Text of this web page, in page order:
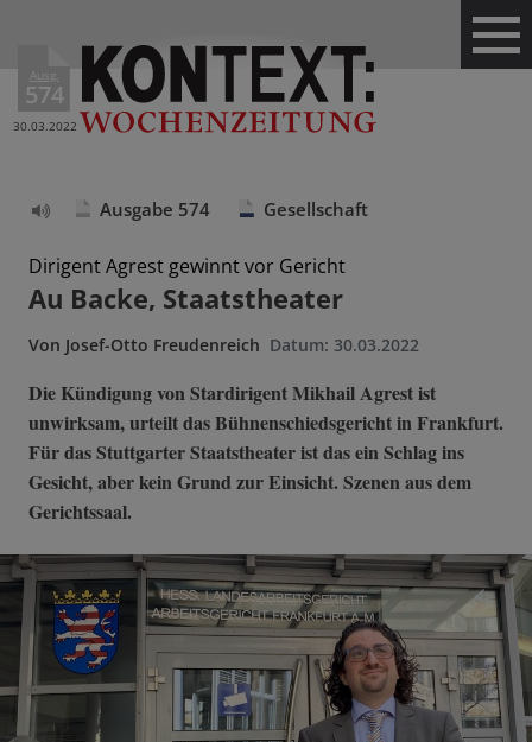
Ausg.
574
30.03.2022
vorlesen
Ausgabe 574 Gesellschaft
Dirigent Agrest gewinnt vor Gericht
Au Backe, Staatstheater
Von Josef-Otto Freudenreich Datum: 30.03.2022
Die Kündigung von Stardirigent Mikhail Agrest ist
unwirksam, urteilt das Bühnenschiedsgericht in Frankfurt.
Für das Stuttgarter Staatstheater ist das ein Schlag ins
Gesicht, aber kein Grund zur Einsicht. Szenen aus dem
Gerichtssaal.